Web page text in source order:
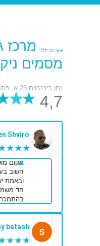
מרכז
מסמים
נתן בירנבוים 23 א, פתח תקווה
4,7
Shviro
מקום
חשוב
ובאמת
חד
batash